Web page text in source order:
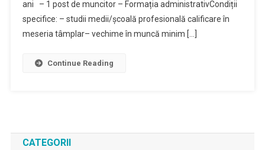
ani – 1 post de muncitor – Formația administrativCondiții
specifice: – studii medii/școală profesională calificare în
meseria tâmplar– vechime în muncă minim […]
Continue Reading
CATEGORII